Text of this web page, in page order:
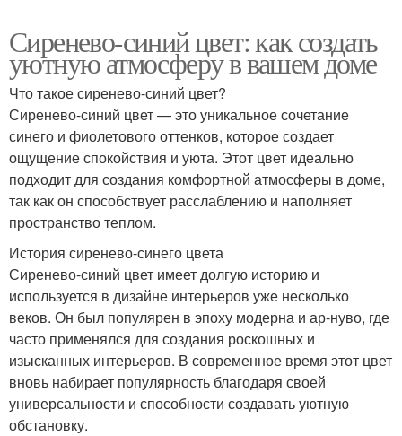
Сиренево-синий цвет: как создать
уютную атмосферу в вашем доме
Что такое сиренево-синий цвет?
Сиренево-синий цвет — это уникальное сочетание
синего и фиолетового оттенков, которое создает
ощущение спокойствия и уюта. Этот цвет идеально
подходит для создания комфортной атмосферы в доме,
так как он способствует расслаблению и наполняет
пространство теплом.
История сиренево-синего цвета
Сиренево-синий цвет имеет долгую историю и
используется в дизайне интерьеров уже несколько
веков. Он был популярен в эпоху модерна и ар-нуво, где
часто применялся для создания роскошных и
изысканных интерьеров. В современное время этот цвет
вновь набирает популярность благодаря своей
универсальности и способности создавать уютную
обстановку.